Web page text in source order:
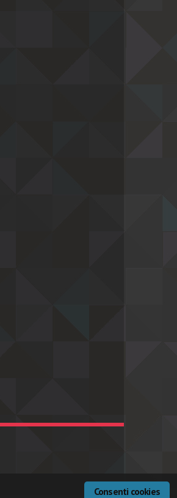
Consenti cookies